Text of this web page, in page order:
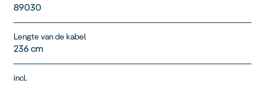
89030
Lengte van de kabel
236 cm
incl.